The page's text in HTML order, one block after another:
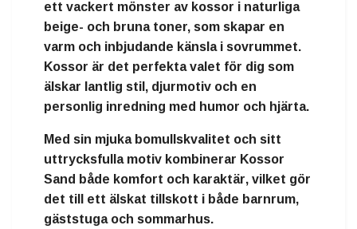
ett vackert mönster av kossor i naturliga
beige- och bruna toner, som skapar en
varm och inbjudande känslai sovrummet.
Kossor är det perfekta valet för dig som
älskar lantlig stil, djurmotiv och en
personlig inredning med humor och hjärta.
Med sin mjuka bomullskvalitet och sitt
uttrycksfulla motiv kombinerar Kossor
Sand både komfort och karaktär, vilket gör
det till ett älskat tillskott i både barnrum,
gäststuga och sommarhus.